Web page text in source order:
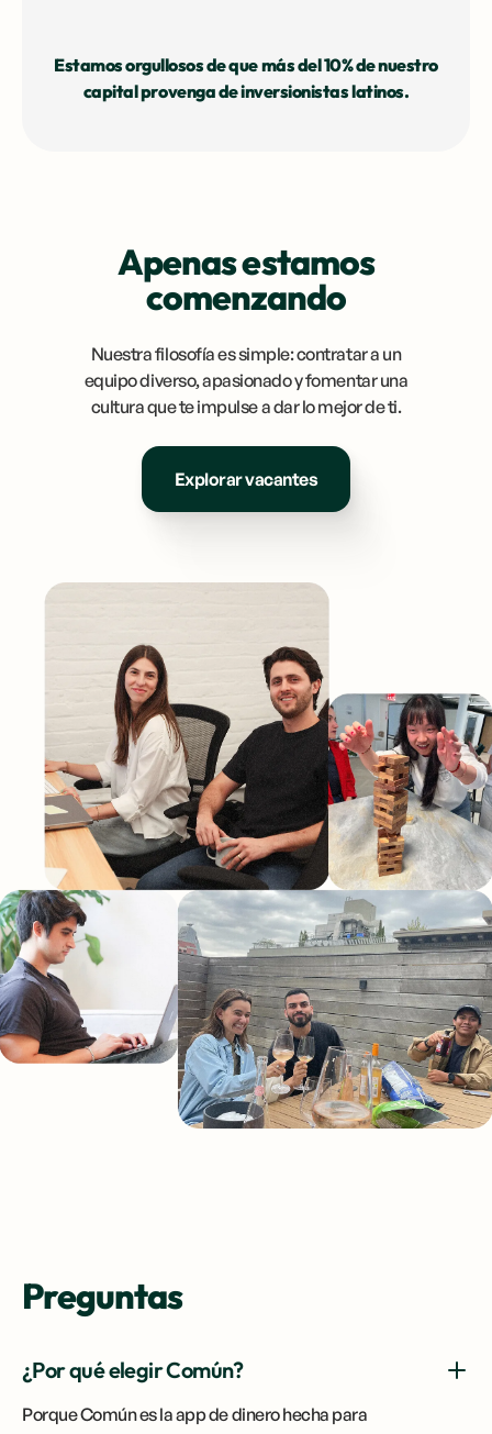
Estamos orgullosos de que más del 10% de nuestro
capital provenga de inversionistas latinos.
Apenas estamos
comenzando
Nuestra filosofía es simple: contratar a un
equipo diverso, apasionado y fomentar una
cultura que te impulse a dar lo mejor de ti.
Explorar vacantes
Preguntas
¿Por qué elegir Común?
Porque Común es la app de dinero hecha para